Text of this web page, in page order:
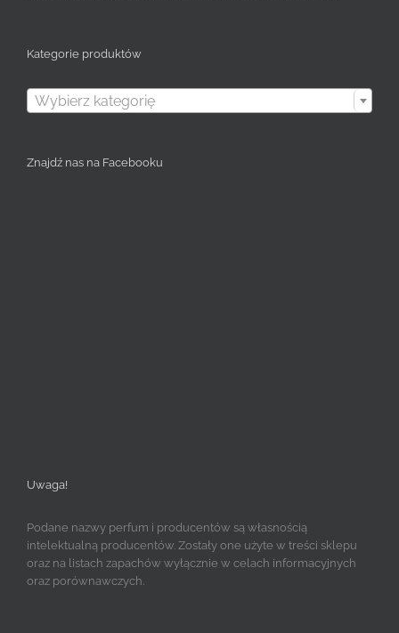
Kategorie produktów
Wybierz kategorię
Znajdź nas na Facebooku
Uwaga!
Podane nazwy perfum i producentów są własnością
intelektualną producentów. Zostały one użyte w treści sklepu
oraz na listach zapachów wyłącznie w celach informacyjnych
oraz porównawczych.